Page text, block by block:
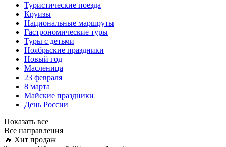
Туристические поезда
Круизы
Национальные маршруты
Гастрономические туры
Туры с детьми
Ноябрьские праздники
Новый год
Масленица
23 февраля
8 марта
Майские праздники
День России
Показать все
Все направления
🔥 Хит продаж